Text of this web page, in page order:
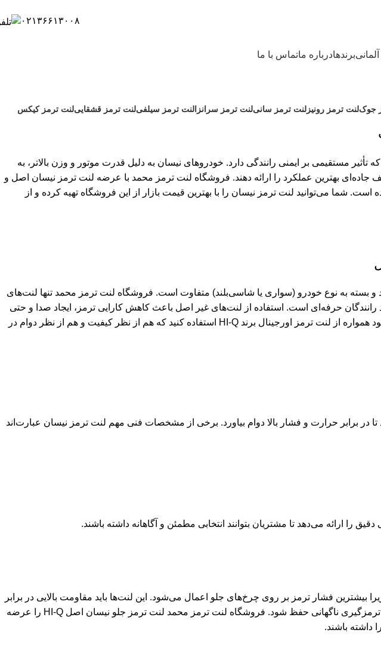
۰۲۱۳۶۶۱۳۰۰۸
برندهادرباره ماتماس با ما
جوکلنت ترمز رونیز لنت ترمز سانیلنت ترمز سرانزا لنت ترمز سیلفیلنت ترمز قشقاییلنت ترمز کیکس
مستقیمی بر ایمنی رانندگی دارد. خودروهای نیسان به دلیل قدرت موتور و وزن بالاتر، به
جاده‌ای بهترین عملکرد را ارائه دهند. فروشگاه لنت ترمز محمد با عرضه لنت ترمز نیسان اصل و
شما می‌توانید لنت ترمز نیسان را با بهترین قیمت بازار از این فروشگاه تهیه کرده و از
بسته به نوع خودرو (سواری یا شاسی‌بلند) متفاوت است. فروشگاه لنت ترمز محمد تنها لنت‌های
رانندگان حرفه‌ای است. استفاده از لنت‌های غیر اصل باعث کاهش کارایی ترمز، ایجاد صدا و حتی
آسیب به دیسک ترمز می‌شود. به همین دلیل توصیه می‌شود همواره از لنت ترمز اورجینال برند HI-Q استفاده کنید که هم از نظر کیفیت و هم از نظر دوام در
در برابر حرارت و فشار بالا دوام بیاورد. برخی از مشخصات فنی مهم لنت ترمز نیسان عبارت‌اند
ارائه می‌دهد تا مشتریان بتوانند انتخابی مطمئن و آگاهانه داشته باشند.
بیشترین فشار ترمز بر روی چرخ‌های جلو اعمال می‌شود. این لنت‌ها باید مقاومت بالایی در برابر
حرارت و اصطکاک داشته باشند تا ایمنی خودرو در هنگام ترمزگیری ناگهانی حفظ شود. فروشگاه لنت ترمز محمد لنت ترمز جلو نیسان اصل HI-Q را عرضه
داشته باشند.